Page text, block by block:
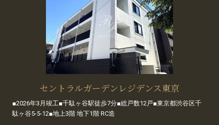
セントラルガーデンレジデンス東京
■2026年3月竣工■千駄ヶ谷駅徒歩7分■総戸数12戸■東京都渋谷区千
駄ヶ谷5-5-12■地上3階 地下1階 RC造